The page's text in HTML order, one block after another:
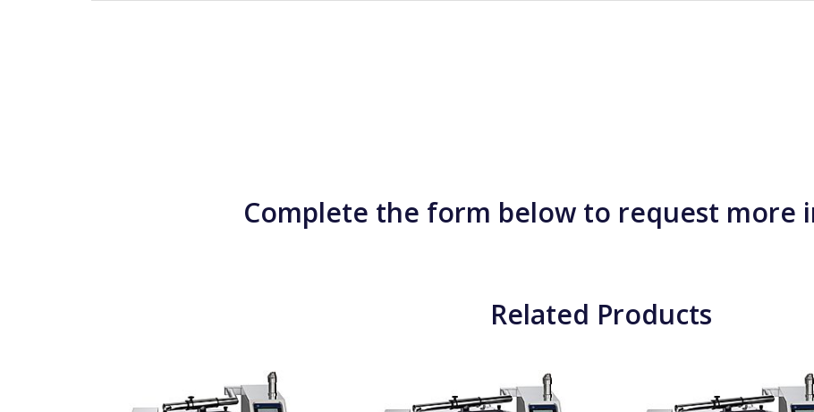
Complete the form below to request more
Related Products